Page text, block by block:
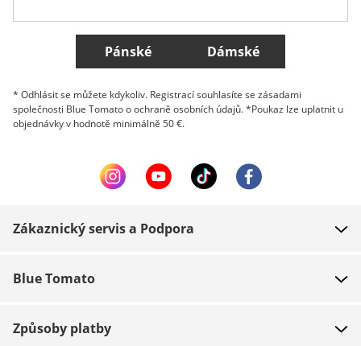
Všechny země
Pánské Dámské
* Odhlásit se můžete kdykoliv. Registrací souhlasíte se zásadami
společnosti Blue Tomato o ochraně osobních údajů. *Poukaz lze uplatnit u
objednávky v hodnotě minimálně 50 €.
Zákaznický servis a Podpora
Platba
Blue Tomato
Způsoby platby